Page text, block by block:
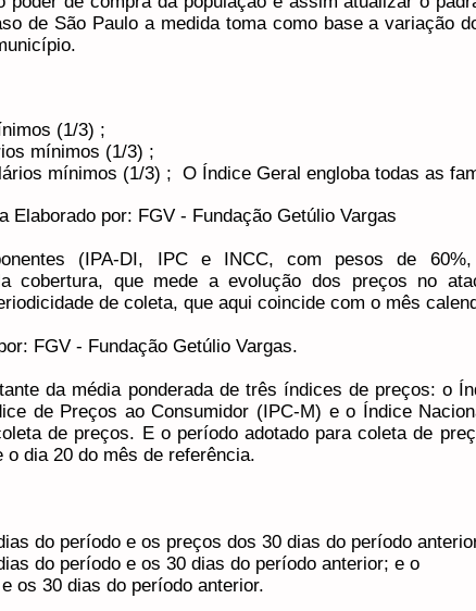
de São Paulo a medida toma como base a variação
(1/3) ;
mínimos (1/3) ;
mínimos (1/3) ; O Índice Geral engloba todas as
por: FGV - Fundação Getúlio Vargas
(IPA-DI, IPC e INCC, com pesos de
cobertura, que mede a evolução dos preços no
de coleta, que aqui coincide com o mês
FGV - Fundação Getúlio Vargas.
da média ponderada de três índices de preços: o
de Preços ao Consumidor (IPC-M) e o Índice
de preços. E o período adotado para coleta de
dia 20 do mês de referência.
do período e os preços dos 30 dias do período
do período e os 30 dias do período anterior; e o
os 30 dias do período anterior.